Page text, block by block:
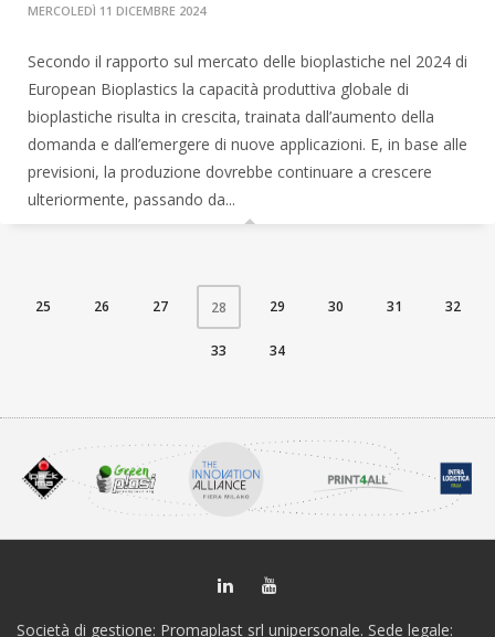
MERCOLEDÌ 11 DICEMBRE 2024
Secondo il rapporto sul mercato delle bioplastiche nel 2024 di
European Bioplastics la capacità produttiva globale di
bioplastiche risulta in crescita, trainata dall’aumento della
domanda e dall’emergere di nuove applicazioni. E, in base alle
previsioni, la produzione dovrebbe continuare a crescere
ulteriormente, passando da...
25 26 27 28 29 30 31 32
33 34
Società di gestione: Promaplast srl unipersonale. Sede legale: